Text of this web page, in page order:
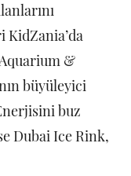
KidZania’da
&
büyüleyici
buz
Dubai Ice Rink,